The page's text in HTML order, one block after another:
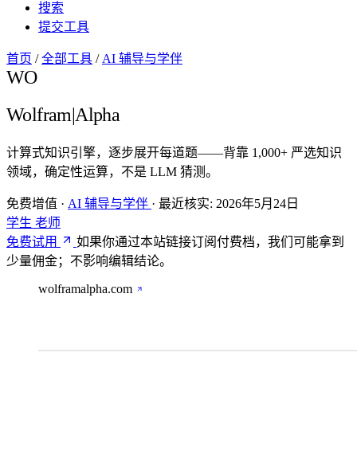
搜索
提交工具
首页 / 全部工具 / AI 辅导与学伴
WO
Wolfram|Alpha
计算式知识引擎，逐步展开每道题——背靠 1,000+ 严选知识
领域，确定性运算，不是 LLM 猜测。
免费增值 · AI 辅导与学伴 · 最近核实: 2026年5月24日
学生 老师
免费试用
如果你通过本站链接订阅付费档，我们可能拿到
少量佣金；不影响编辑结论。
wolframalpha.com